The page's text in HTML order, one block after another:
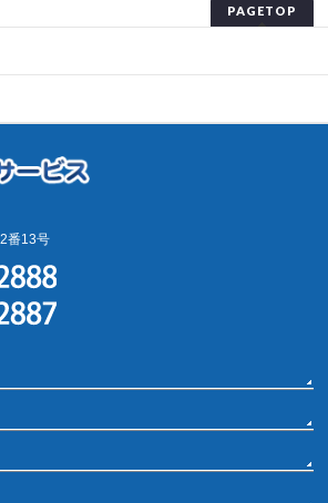
PAGETOP
番13号